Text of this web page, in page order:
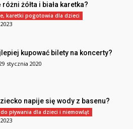
różni żółta i biała karetka?
karetki pogotowia dla dzieci
kupować bilety na koncerty?
stycznia 2020
napije się wody z basenu?
pływania dla dzieci i niemowląt